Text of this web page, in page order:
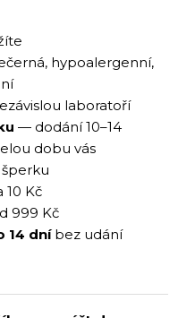
hypoalergenní,
laboratoří
— dodání 10–14
dobu vás
10 Kč
999 Kč
14 dníbez udání